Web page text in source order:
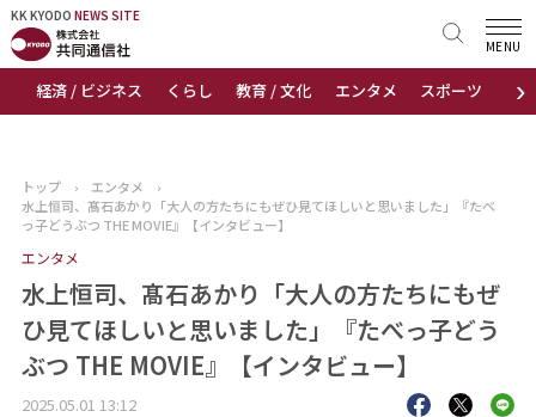
KK KYODO NEWS SITE
›
経済 / ビジネス くらし 教育 / 文化 エンタメ スポーツ 地域
MENU
KK KYODONEWS SITE
トップページ
ニュース
おすすめコンテンツ
出版物
会社概要
トップ › エンタメ
›
水上恒司、髙石あかり「大人の方たちにもぜひ見てほしいと思いました」『たべ
っ子どうぶつ THE MOVIE』【インタビュー】
エンタメ
水上恒司、髙石あかり「大人の方たちにもぜ
ひ見てほしいと思いました」『たべっ子どう
ぶつ THE MOVIE』【インタビュー】
2025.05.01 13:12